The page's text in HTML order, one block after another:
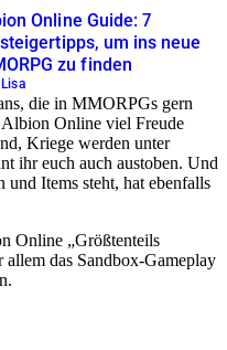
Online Guide: 7
um ins neue
zu finden
die in MMORPGs gern
Albion Online viel Freude
Kriege werden unter
ihr euch auch austoben. Und
und Items steht, hat ebenfalls
Online „Größtenteils
das Sandbox-Gameplay